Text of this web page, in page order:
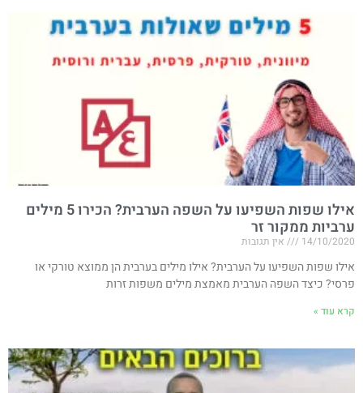
אילו שפות השפיעו על השפה הערבית? הכירו 5 מילים
ערביות ממקור זר
14/10/2020 אין תגובות
אילו שפות השפיעו על הערבית? אילו מילים בערבית הן ממוצא טורקי או
פרסי? כיצד השפה הערבית מאמצת מילים משפות זרות
קרא עוד »